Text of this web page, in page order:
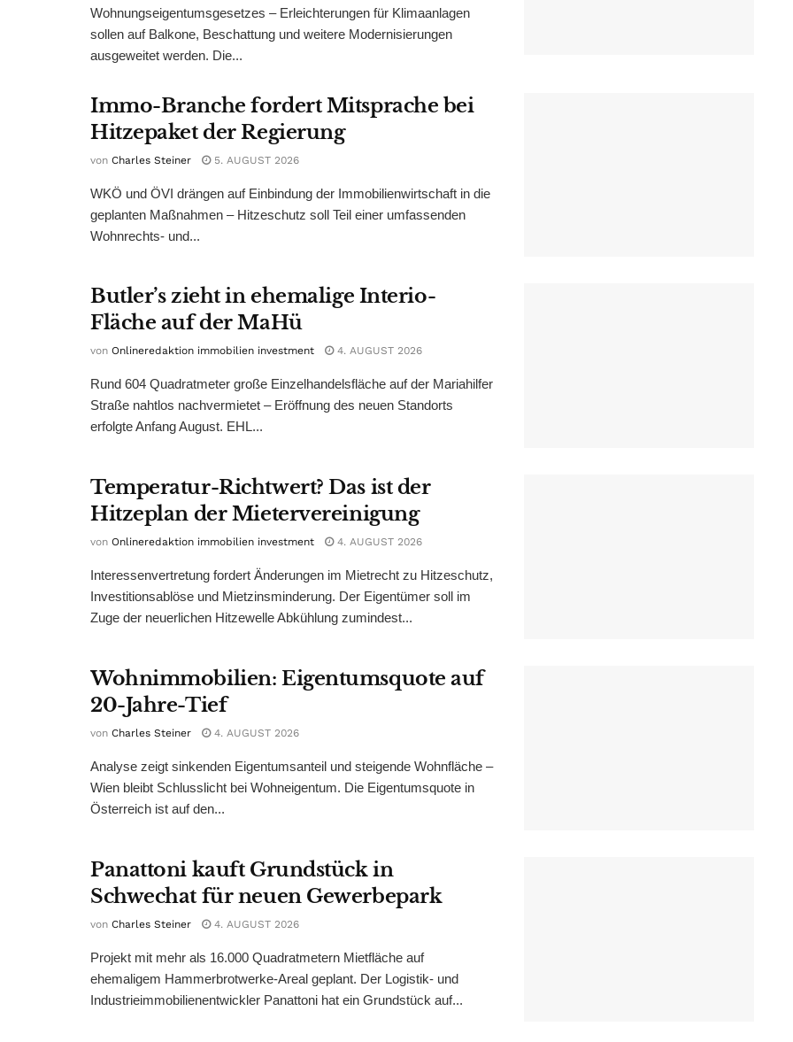
Wohnungseigentumsgesetzes – Erleichterungen für Klimaanlagen
sollen auf Balkone, Beschattung und weitere Modernisierungen
ausgeweitet werden. Die...
Immo-Branche fordert Mitsprache bei
Hitzepaket der Regierung
von Charles Steiner 5. AUGUST 2026
WKÖ und ÖVI drängen auf Einbindung der Immobilienwirtschaft in die
geplanten Maßnahmen – Hitzeschutz soll Teil einer umfassenden
Wohnrechts- und...
Butler’s zieht in ehemalige Interio-
Fläche auf der MaHü
von Onlineredaktion immobilien investment 4. AUGUST 2026
Rund 604 Quadratmeter große Einzelhandelsfläche auf der Mariahilfer
Straße nahtlos nachvermietet – Eröffnung des neuen Standorts
erfolgte Anfang August. EHL...
Temperatur-Richtwert? Das ist der
Hitzeplan der Mietervereinigung
von Onlineredaktion immobilien investment 4. AUGUST 2026
Interessenvertretung fordert Änderungen im Mietrecht zu Hitzeschutz,
Investitionsablöse und Mietzinsminderung. Der Eigentümer soll im
Zuge der neuerlichen Hitzewelle Abkühlung zumindest...
Wohnimmobilien: Eigentumsquote auf
20-Jahre-Tief
von Charles Steiner 4. AUGUST 2026
Analyse zeigt sinkenden Eigentumsanteil und steigende Wohnfläche –
Wien bleibt Schlusslicht bei Wohneigentum. Die Eigentumsquote in
Österreich ist auf den...
Panattoni kauft Grundstück in
Schwechat für neuen Gewerbepark
von Charles Steiner 4. AUGUST 2026
Projekt mit mehr als 16.000 Quadratmetern Mietfläche auf
ehemaligem Hammerbrotwerke-Areal geplant. Der Logistik- und
Industrieimmobilienentwickler Panattoni hat ein Grundstück auf...